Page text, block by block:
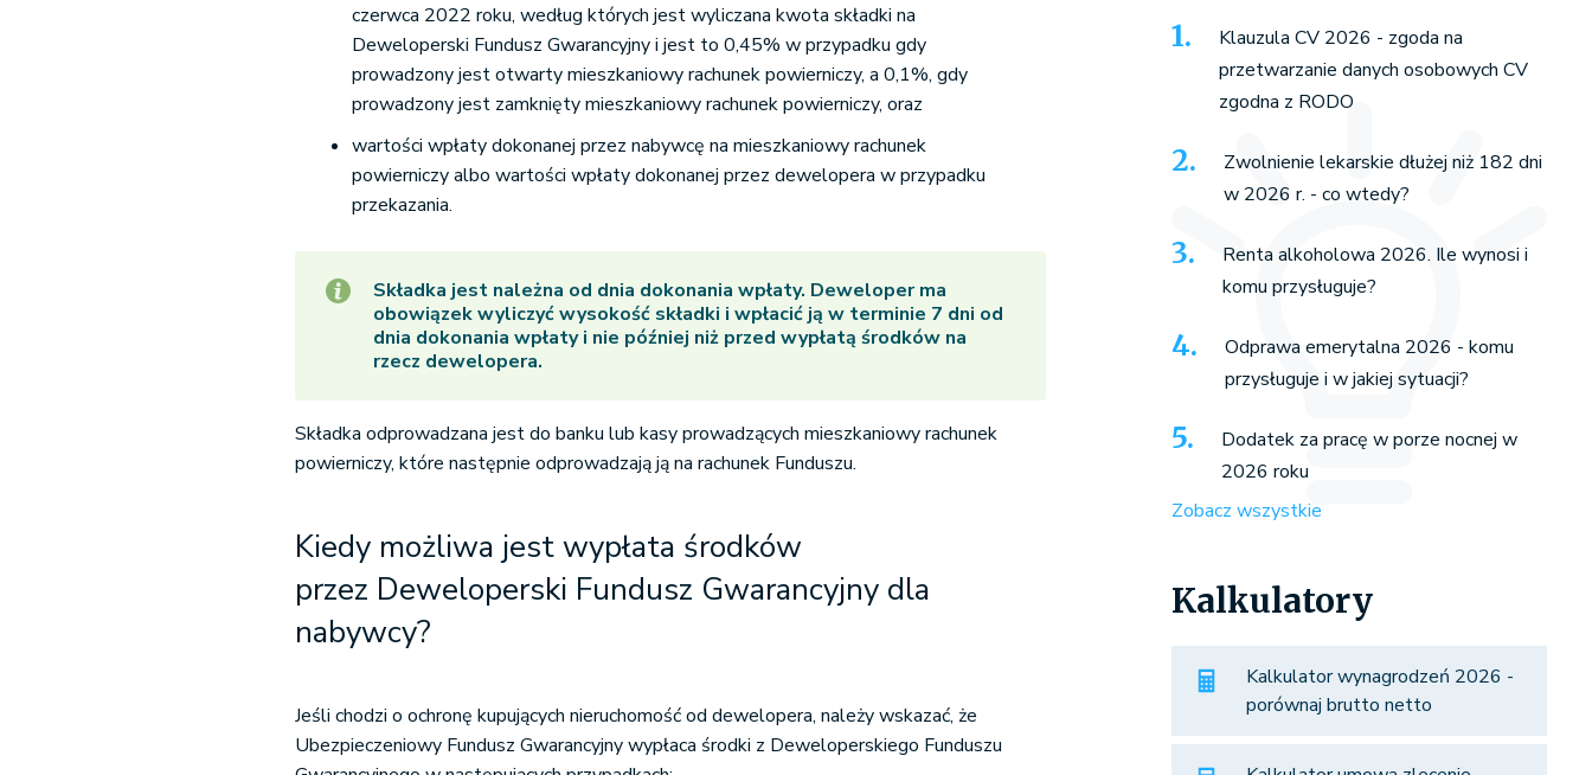
czerwca 2022 roku, według których jest wyliczana kwota składki na
Deweloperski Fundusz Gwarancyjny i jest to 0,45% w przypadku gdy
prowadzony jest otwarty mieszkaniowy rachunek powierniczy, a 0,1%, gdy
prowadzony jest zamknięty mieszkaniowy rachunek powierniczy, oraz
wartości wpłaty dokonanej przez nabywcę na mieszkaniowy rachunek
powierniczy albo wartości wpłaty dokonanej przez dewelopera w przypadku
przekazania.
Składka jest należna od dnia dokonania wpłaty. Deweloper ma
obowiązek wyliczyć wysokość składki i wpłacić ją w terminie 7 dni od
dnia dokonania wpłaty i nie później niż przed wypłatą środków na
rzecz dewelopera.
Składka odprowadzana jest do banku lub kasy prowadzących mieszkaniowy rachunek
powierniczy, które następnie odprowadzają ją na rachunek Funduszu.
Kiedy możliwa jest wypłata środków
przez Deweloperski Fundusz Gwarancyjny dla
nabywcy?
Jeśli chodzi o ochronę kupujących nieruchomość od dewelopera, należy wskazać, że
Ubezpieczeniowy Fundusz Gwarancyjny wypłaca środki z Deweloperskiego Funduszu
Klauzula CV 2026 - zgoda na
przetwarzanie danych osobowych CV
zgodna z RODO
Zwolnienie lekarskie dłużej niż 182 dni
w 2026 r. - co wtedy?
Renta alkoholowa 2026. Ile wynosi i
komu przysługuje?
Odprawa emerytalna 2026 - komu
przysługuje i w jakiej sytuacji?
Dodatek za pracę w porze nocnej w
2026 roku
Zobacz wszystkie
Kalkulatory
Kalkulator wynagrodzeń 2026 -
porównaj brutto netto